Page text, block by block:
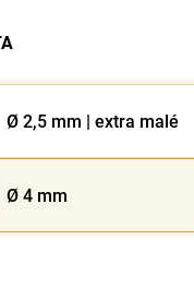
Ø 2,5 mm | extra malé
Ø 4 mm